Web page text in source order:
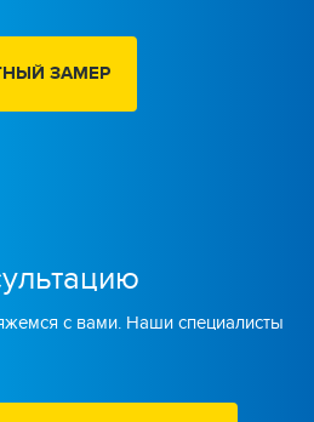
ЗАМЕР
с вами. Наши специалисты